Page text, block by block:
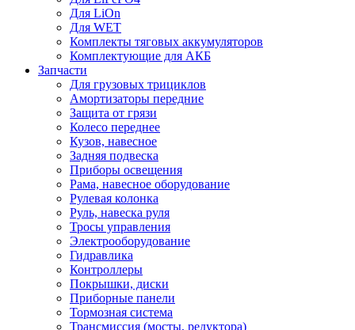
Для LiOn
Для WET
Комплекты тяговых аккумуляторов
Комплектующие для АКБ
Запчасти
Для грузовых трициклов
Амортизаторы передние
Защита от грязи
Колесо переднее
Кузов, навесное
Задняя подвеска
Приборы освещения
Рама, навесное оборудование
Рулевая колонка
Руль, навеска руля
Тросы управления
Электрооборудование
Гидравлика
Контроллеры
Покрышки, диски
Приборные панели
Тормозная система
Трансмиссия (мосты, редуктора)